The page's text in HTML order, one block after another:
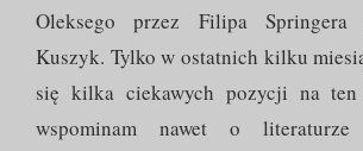
Oleksego przez Filipa
Kuszyk. Tylko w ostatnich kilku
się kilka ciekawych pozycji na
wspominam nawet o